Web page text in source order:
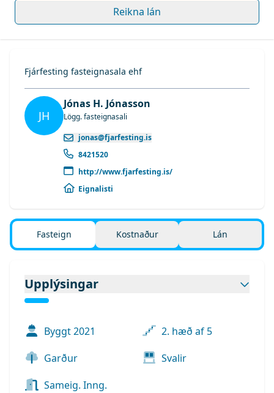
Reikna lán
Fjárfesting fasteignasala ehf
JH
Jónas H. Jónasson
Lögg. fasteignasali
jonas@fjarfesting.is
8421520
http://www.fjarfesting.is/
Eignalisti
Fasteign Kostnaður Lán
Upplýsingar
Byggt2021
2. hæð af 5
Garður
Svalir
Sameig. Inng.